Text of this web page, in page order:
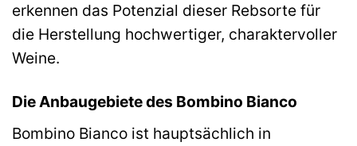
erkennen das Potenzial dieser Rebsorte für
die Herstellung hochwertiger, charaktervoller
Weine.
Die Anbaugebiete des Bombino Bianco
Bombino Bianco ist hauptsächlich in